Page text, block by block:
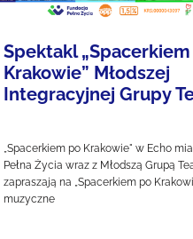
Spektakl
Krakowie” Młodszej
Integracyjnej Grupy
„Spacerkiem po Krakowie" w Echo
Pełna Życia wraz z Młodszą Grupą
zapraszają na „Spacerkiem po
muzyczne